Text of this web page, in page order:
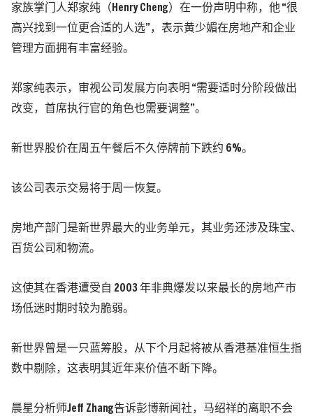
家族掌门人郑家纯（Henry Cheng）在一份声明中称，他 “很
高兴找到一位更合适的人选”，表示黄少媚在房地产和企业
管理方面拥有丰富经验。
郑家纯表示，审视公司发展方向表明 “需要适时分阶段做出
改变，首席执行官的角色也需要调整”。
新世界股价在周五午餐后不久停牌前下跌约 6%。
该公司表示交易将于周一恢复。
房地产部门是新世界最大的业务单元，其业务还涉及珠宝、
百货公司和物流。
这使其在香港遭受自 2003 年非典爆发以来最长的房地产市
场低迷时期时较为脆弱。
新世界曾是一只蓝筹股，从下个月起将被从香港基准恒生指
数中剔除，这表明其近年来价值不断下降。
晨星分析师Jeff Zhang告诉彭博新闻社，马绍祥的离职不会